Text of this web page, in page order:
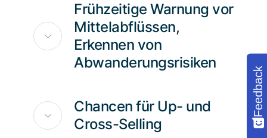
Frühzeitige Warnung vor
Mittelabflüssen,
Erkennen von
Abwanderungsrisiken
Chancen für Up- und
Cross-Selling
Feedback